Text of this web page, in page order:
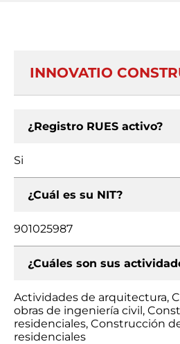
INNOVATIO
¿Registro RUES activo?
Si
¿Cuál es su NIT?
901025987
¿Cuáles son sus
Actividades de arquitectura,
obras de ingeniería civil,
residenciales, Construcción
residenciales